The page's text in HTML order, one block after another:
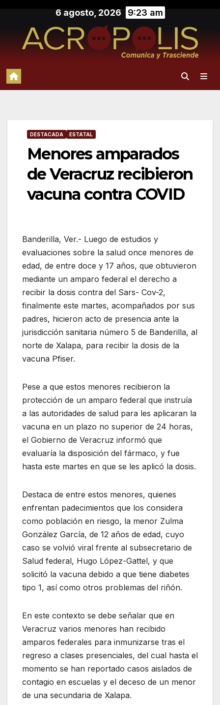
contenido
6 agosto, 2026 9:23 am
DESTACADA ESTATAL
Menores amparados
de Veracruz recibieron
vacuna contra COVID
Banderilla, Ver.- Luego de estudios y
evaluaciones sobre la salud once menores de
edad, de entre doce y 17 años, que obtuvieron
mediante un amparo federal el derecho a
recibir la dosis contra del Sars- Cov-2,
finalmente este martes, acompañados por sus
padres, hicieron acto de presencia ante la
jurisdicción sanitaria número 5 de Banderilla, al
norte de Xalapa, para recibir la dosis de la
vacuna Pfiser.
Pese a que estos menores recibieron la
protección de un amparo federal que instruía
a las autoridades de salud para les aplicaran la
vacuna en un plazo no superior de 24 horas,
el Gobierno de Veracruz informó que
evaluaría la disposición del fármaco, y fue
hasta este martes en que se les aplicó la dosis.
Destaca de entre estos menores, quienes
enfrentan padecimientos que los considera
como población en riesgo, la menor Zulma
González García, de 12 años de edad, cuyo
caso se volvió viral frente al subsecretario de
Salud federal, Hugo López-Gattel, y que
solicitó la vacuna debido a que tiene diabetes
tipo 1, así como otros problemas del riñón.
En este contexto se debe señalar que en
Veracruz varios menores han recibido
amparos federales para inmunizarse tras el
regreso a clases presenciales, del cual hasta el
momento se han reportado casos aislados de
contagio en escuelas y el deceso de un menor
de una secundaria de Xalapa.